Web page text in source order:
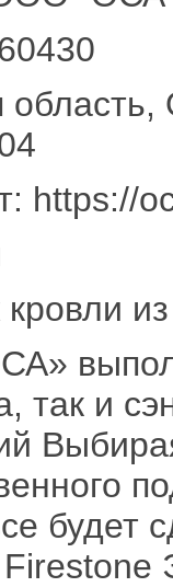
https://
кровли
так и
будет